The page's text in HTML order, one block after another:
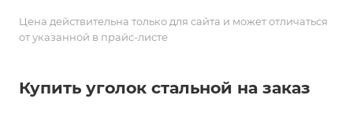
Цена действительна только для сайта и может отличаться
от указанной в прайс-листе
Купить уголок стальной на заказ